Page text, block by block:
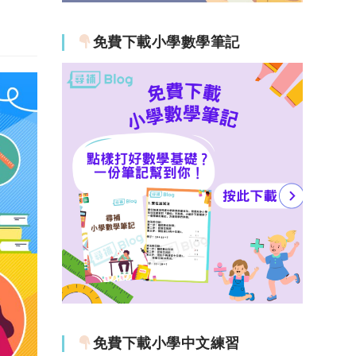
免費下載小學數學筆記
免費下載小學中文練習